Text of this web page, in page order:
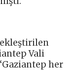
Vali
“Gaziantep her